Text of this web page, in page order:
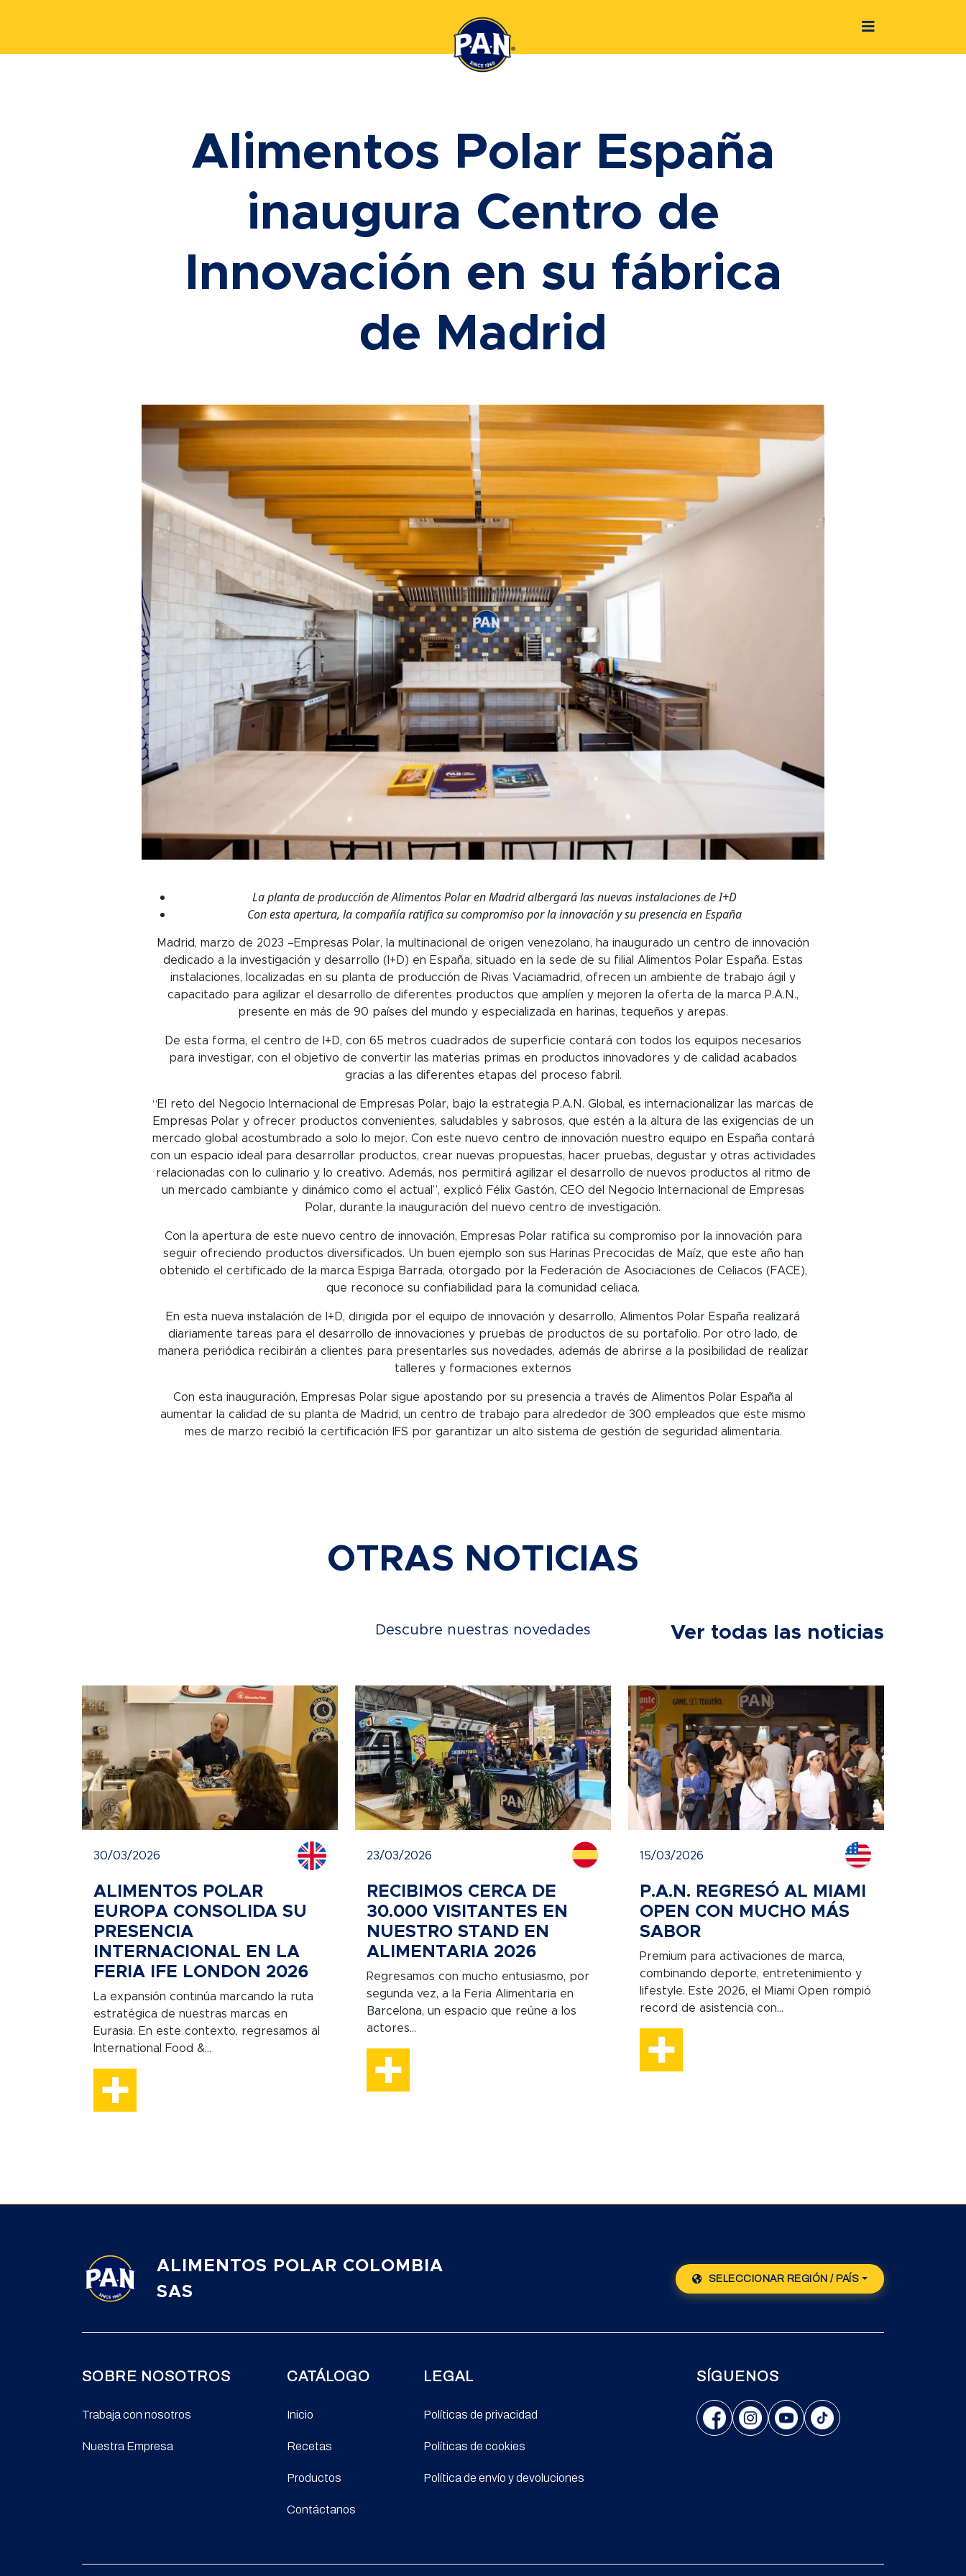
Alimentos Polar España
inaugura Centro de
Innovación en su fábrica
de Madrid
La planta de producción de Alimentos Polar en Madrid albergará las nuevas instalaciones de I+D
Con esta apertura, la compañía ratificasu compromiso por la innovación y su presencia en España
Madrid, marzo de 2023 –Empresas Polar, la multinacional de origen venezolano, ha inaugurado un centro de innovación
dedicado a la investigación y desarrollo (I+D) en España, situado en la sede de su filial Alimentos Polar España. Estas
instalaciones, localizadas en su planta de producción de Rivas Vaciamadrid, ofrecen un ambiente de trabajo ágil y
capacitado para agilizar el desarrollo de diferentes productos que amplíen y mejoren la oferta de la marca P.A.N.,
presente en más de 90 países del mundo y especializada en harinas, tequeños y arepas.
De esta forma, el centro de I+D, con 65 metros cuadrados de superficie contará con todos los equipos necesarios
para investigar, con el objetivo de convertir las materias primas en productos innovadores y de calidad acabados
gracias a las diferentes etapas del proceso fabril.
“El reto del Negocio Internacional de Empresas Polar, bajo la estrategia P.A.N. Global, es internacionalizar las marcas de
Empresas Polar y ofrecer productos convenientes, saludables y sabrosos, que estén a la altura de las exigencias de un
mercado global acostumbrado a solo lo mejor. Con este nuevo centro de innovación nuestro equipo en España contará
con un espacio ideal para desarrollar productos, crear nuevas propuestas, hacer pruebas, degustar y otras actividades
relacionadas con lo culinario y lo creativo. Además, nos permitirá agilizar el desarrollo de nuevos productos al ritmo de
un mercado cambiante y dinámico como el actual”, explicó Félix Gastón, CEO del Negocio Internacional de Empresas
Polar, durante la inauguración del nuevo centro de investigación.
Con la apertura de este nuevo centro de innovación, Empresas Polar ratifica su compromiso por la innovación para
seguir ofreciendo productos diversificados. Un buen ejemplo son sus Harinas Precocidas de Maíz, que este año han
obtenido el certificado de la marca Espiga Barrada, otorgado por la Federación de Asociaciones de Celiacos (FACE),
que reconoce su confiabilidad para la comunidad celiaca.
En esta nueva instalación de I+D, dirigida por el equipo de innovación y desarrollo, Alimentos Polar España realizará
diariamente tareas para el desarrollo de innovaciones y pruebas de productos de su portafolio. Por otro lado, de
manera periódica recibirán a clientes para presentarles sus novedades, además de abrirse a la posibilidad de realizar
talleres y formaciones externos
Con esta inauguración, Empresas Polar sigue apostando por su presencia a través de Alimentos Polar España al
aumentar la calidad de su planta de Madrid, un centro de trabajo para alrededor de 300 empleados que este mismo
mes de marzo recibió la certificación IFS por garantizar un alto sistema de gestión de seguridad alimentaria.
OTRAS NOTICIAS
Descubre nuestras novedades Ver todas las noticias
30/03/2026
ALIMENTOS POLAR
EUROPA CONSOLIDA SU
PRESENCIA
INTERNACIONAL EN LA
FERIA IFE LONDON 2026
La expansión continúa marcando la ruta
estratégica de nuestras marcas en
Eurasia. En este contexto, regresamos al
International Food &...
23/03/2026
RECIBIMOS CERCA DE
30.000 VISITANTES EN
NUESTRO STAND EN
ALIMENTARIA 2026
Regresamos con mucho entusiasmo, por
segunda vez, a la Feria Alimentaria en
Barcelona, un espacio que reúne a los
actores...
15/03/2026
P.A.N. REGRESÓ AL MIAMI
OPEN CON MUCHO MÁS
SABOR
Premium para activaciones de marca,
combinando deporte, entretenimiento y
lifestyle. Este 2026, el Miami Open rompió
record de asistencia con...
ALIMENTOS POLAR COLOMBIA
SAS
SELECCIONAR REGIÓN / PAÍS
SOBRE NOSOTROS
Trabaja con nosotros
Nuestra Empresa
CATÁLOGO
Inicio
Recetas
Productos
Contáctanos
LEGAL
Políticas de privacidad
Políticas de cookies
Política de envío y devoluciones
SÍGUENOS